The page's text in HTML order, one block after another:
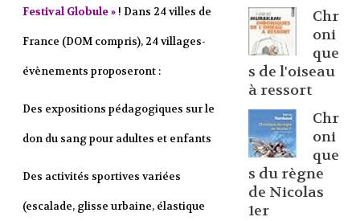
Festival Globule »! Dans 24 villes de
France (DOM compris), 24 villages-
évènements proposeront :
Des expositions pédagogiques sur le
don du sang pour adultes et enfants
Des activités sportives variées
(escalade, glisse urbaine, élastique
Chr
oni
que
s de l'oiseau
à ressort
Chr
oni
que
s du règne
de Nicolas
1er